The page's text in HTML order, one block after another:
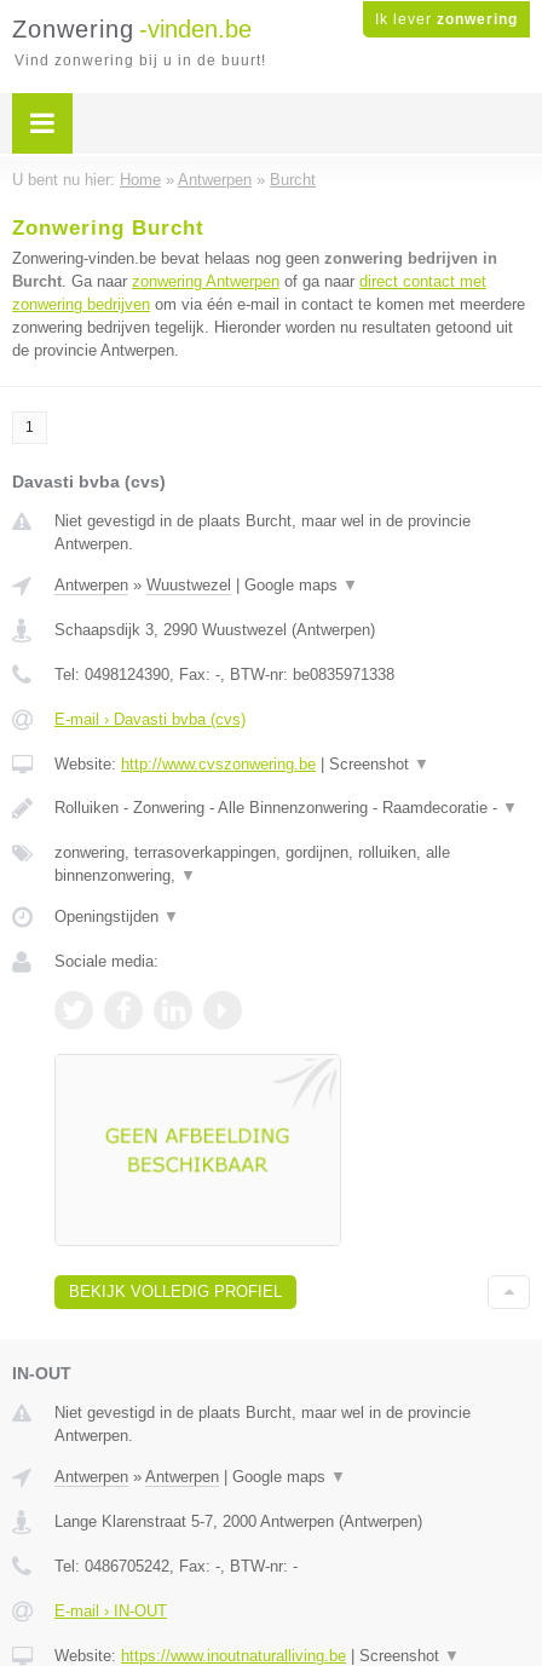
Ik lever zonwering
Zonwering -vinden.be
Vind zonwering bij u in de buurt!
U bent nu hier: Home » Antwerpen » Burcht
Zonwering Burcht
Zonwering-vinden.be bevat helaas nog geen zonwering bedrijven in
Burcht. Ga naar zonwering Antwerpen of ga naar direct contact met
zonwering bedrijven om via één e-mail in contact te komen met meerdere
zonwering bedrijven tegelijk. Hieronder worden nu resultaten getoond uit
de provincie Antwerpen.
1
Davasti bvba (cvs)
Niet gevestigd in de plaats Burcht, maar wel in de provincie
Antwerpen.
Antwerpen » Wuustwezel Google maps ▼
Schaapsdijk 3, 2990 Wuustwezel (Antwerpen)
Tel: 0498124390, Fax: -, BTW-nr: be0835971338
E-mail › Davasti bvba (cvs)
Website: http://www.cvszonwering.be Screenshot ▼
Rolluiken - Zonwering - Alle Binnenzonwering - Raamdecoratie - ▼
zonwering, terrasoverkappingen, gordijnen, rolluiken, alle
binnenzonwering, ▼
Openingstijden ▼
Sociale media:
BEKIJK VOLLEDIG PROFIEL
IN-OUT
Niet gevestigd in de plaats Burcht, maar wel in de provincie
Antwerpen.
Antwerpen » Antwerpen | Google maps ▼
Lange Klarenstraat 5-7 2000 Antwerpen (Antwerpen)
Tel: 0486705242 , Fax: - , BTW-nr: -
E-mail › IN-OUT
Website: https://www.inoutnaturalliving.be | Screenshot ▼